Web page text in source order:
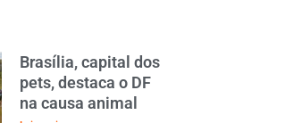
Brasília, capital dos
pets, destaca o DF
na causa animal